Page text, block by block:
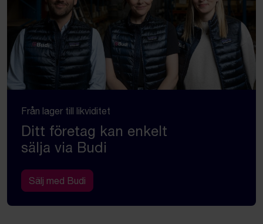
Från lager till likviditet
Ditt företag kan enkelt
sälja via Budi
Sälj med Budi